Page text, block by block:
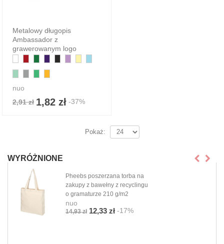
Metalowy długopis
Ambassador z
grawerowanym logo
nuo
2,91 zł 1,82 zł -37%
Pokaż:
WYRÓŻNIONE
Pheebs poszerzana torba na
zakupy z bawełny z recyclingu
o gramaturze 210 g/m2
nuo
14,93 zł 12,33 zł -17%